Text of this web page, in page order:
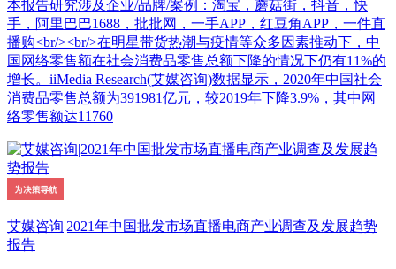
本报告研究涉及企业/品牌/案例：淘宝，蘑菇街，抖音，快
手，阿里巴巴1688，批批网，一手APP，红豆角APP，一件直
播购<br/><br/>在明星带货热潮与疫情等众多因素推动下，中
国网络零售额在社会消费品零售总额下降的情况下仍有11%的
增长。iiMedia Research(艾媒咨询)数据显示，2020年中国社会
消费品零售总额为391981亿元，较2019年下降3.9%，其中网
络零售额达11760
艾媒咨询|2021年中国批发市场直播电商产业调查及发展趋势
报告